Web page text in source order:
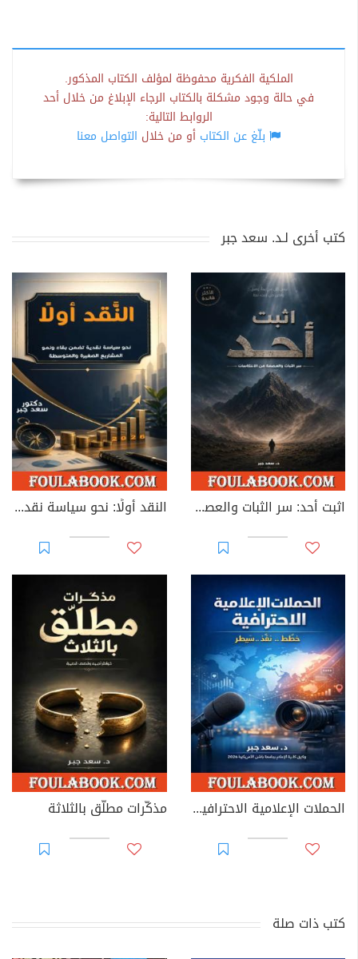
الملكية الفكرية محفوظة لمؤلف الكتاب المذكور.
في حالة وجود مشكلة بالكتاب الرجاء الإبلاغ من خلال أحد
الروابط التالية:
بلّغ عن الكتاب أو من خلال التواصل معنا
كتب أخرى لـد. سعد جبر
اثبت أُحد: سر الثبات والعصمة من الانتكاسات النقد أولًا: نحو سياسة نقدية تضمن بقاء ونمو المشاريع الصغيرة والمتوسطة
الحملات الإعلامية الاحترافية: خطط، نفّذ.. سيطر مذكّرات مطلّق بالثلاثة
كتب ذات صلة